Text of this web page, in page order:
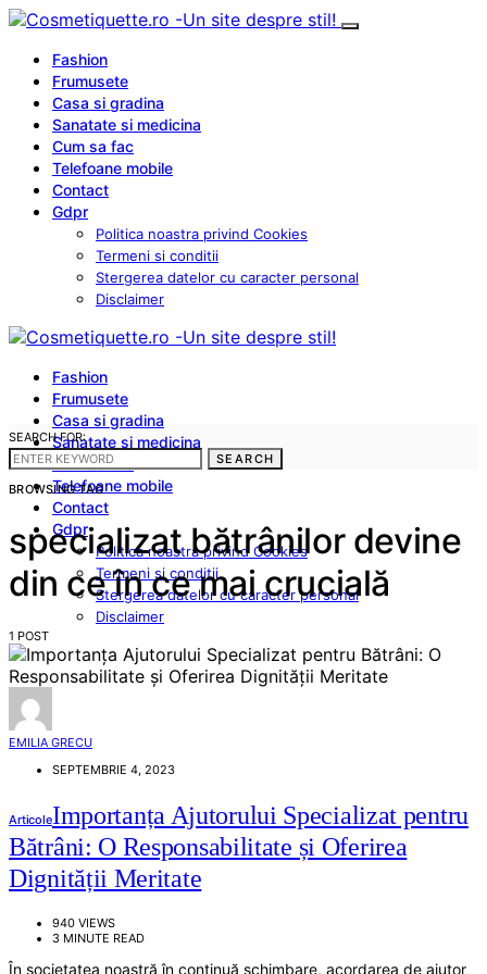
Fashion
Frumusete
Casa si gradina
Sanatate si medicina
Cum sa fac
Telefoane mobile
Contact
Gdpr
Politica noastra privind Cookies
Termeni si conditii
Stergerea datelor cu caracter personal
Disclaimer
Fashion
Frumusete
Casa si gradina
Sanatate si medicina
Cum sa fac
Telefoane mobile
Contact
Gdpr
Politica noastra privind Cookies
Termeni si conditii
Stergerea datelor cu caracter personal
Disclaimer
SEARCH FOR:
SEARCH
BROWSING TAG
specializat bătrânilor devine
din ce în ce mai crucială
1 POST
EMILIA GRECU
SEPTEMBRIE 4, 2023
ArticoleImportanța Ajutorului Specializat pentru
Bătrâni: O Responsabilitate și Oferirea
Dignității Meritate
940 VIEWS
3 MINUTE READ
În societatea noastră în continuă schimbare, acordarea de ajutor